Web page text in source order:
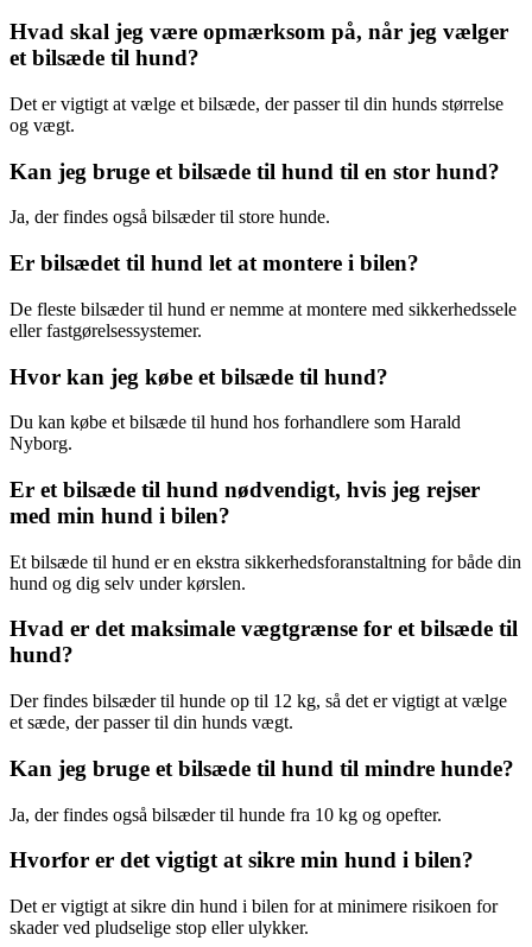
Hvad skal jeg være opmærksom på, når jeg vælger
et bilsæde til hund?
Det er vigtigt at vælge et bilsæde, der passer til din hunds størrelse
og vægt.
Kan jeg bruge et bilsæde til hund til en stor hund?
Ja, der findes også bilsæder til store hunde.
Er bilsædet til hund let at montere i bilen?
De fleste bilsæder til hund er nemme at montere med sikkerhedssele
eller fastgørelsessystemer.
Hvor kan jeg købe et bilsæde til hund?
Du kan købe et bilsæde til hund hos forhandlere som Harald
Nyborg.
Er et bilsæde til hund nødvendigt, hvis jeg rejser
med min hund i bilen?
Et bilsæde til hund er en ekstra sikkerhedsforanstaltning for både din
hund og dig selv under kørslen.
Hvad er det maksimale vægtgrænse for et bilsæde til
hund?
Der findes bilsæder til hunde op til 12 kg, så det er vigtigt at vælge
et sæde, der passer til din hunds vægt.
Kan jeg bruge et bilsæde til hund til mindre hunde?
Ja, der findes også bilsæder til hunde fra 10 kg og opefter.
Hvorfor er det vigtigt at sikre min hund i bilen?
Det er vigtigt at sikre din hund i bilen for at minimere risikoen for
skader ved pludselige stop eller ulykker.